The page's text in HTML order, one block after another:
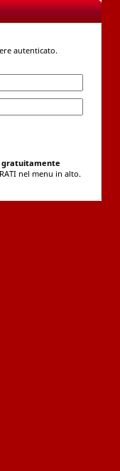
autenticato.
gratuitamente
nel menu in alto.